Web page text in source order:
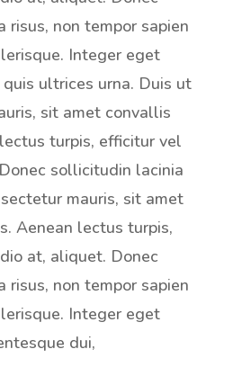
non tempor sapien
Integer eget
ultrices urna. Duis ut
sit amet convallis
turpis, efficitur vel
sollicitudin lacinia
mauris, sit amet
Aenean lectus turpis,
at, aliquet. Donec
non tempor sapien
Integer eget
dui,